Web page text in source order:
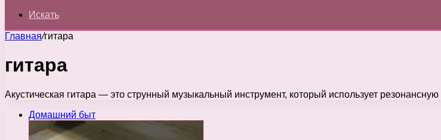
Искать
Главная/гитара
гитара
Акустическая гитара — это струнный музыкальный инструмент, который использует
Домашний быт